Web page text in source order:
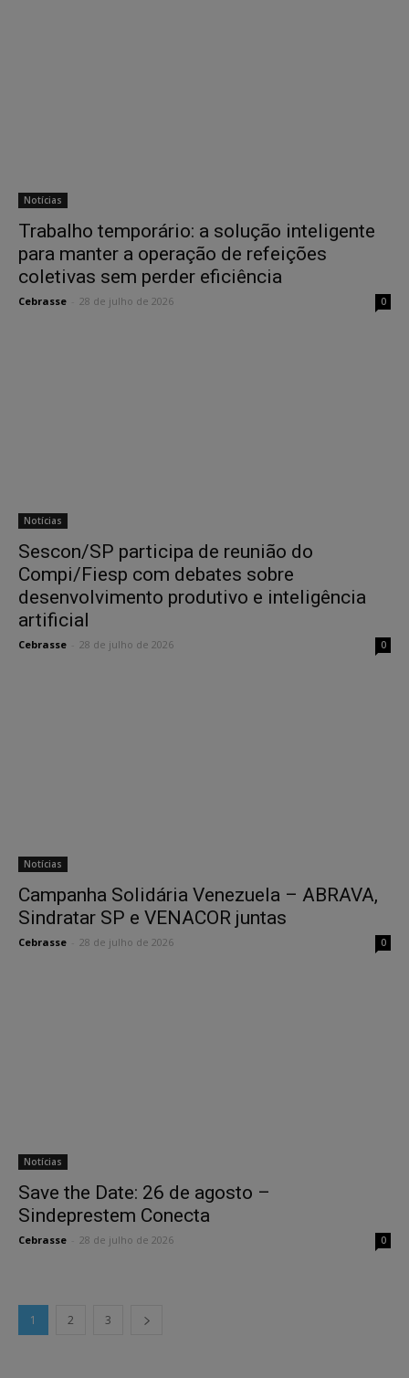
Notícias
Trabalho temporário: a solução inteligente
para manter a operação de refeições
coletivas sem perder eficiência
Cebrasse 28 de julho de 2026 0
Notícias
Sescon/SP participa de reunião do
Compi/Fiesp com debates sobre
desenvolvimento produtivo e inteligência
artificial
Cebrasse 28 de julho de 2026 0
Notícias
Campanha Solidária Venezuela – ABRAVA,
Sindratar SP e VENACOR juntas
Cebrasse 28 de julho de 2026 0
Notícias
Save the Date: 26 de agosto –
Sindeprestem Conecta
Cebrasse 28 de julho de 2026 0
1 2 3